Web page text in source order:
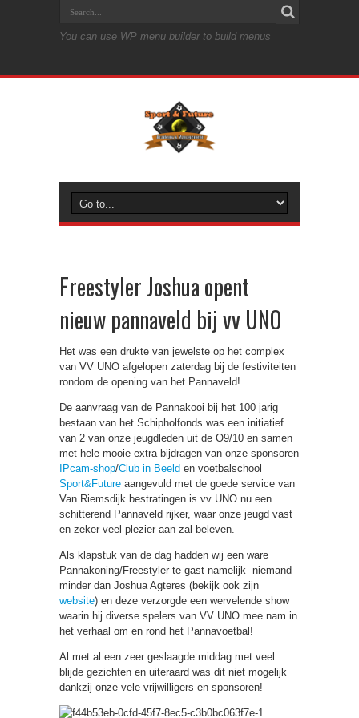
You can use WP menu builder to build menus
Freestyler Joshua opent
nieuw pannaveld bij vv UNO
Het was een drukte van jewelste op het complex
van VV UNO afgelopen zaterdag bij de festiviteiten
rondom de opening van het Pannaveld!
De aanvraag van de Pannakooi bij het 100 jarig
bestaan van het Schipholfonds was een initiatief
van 2 van onze jeugdleden uit de O9/10 en samen
met hele mooie extra bijdragen van onze sponsoren
IPcam-shop/Club in Beeld en voetbalschool
Sport&Future aangevuld met de goede service van
Van Riemsdijk bestratingen is vv UNO nu een
schitterend Pannaveld rijker, waar onze jeugd vast
en zeker veel plezier aan zal beleven.
Als klapstuk van de dag hadden wij een ware
Pannakoning/Freestyler te gast namelijk niemand
minder dan Joshua Agteres (bekijk ook zijn
website) en deze verzorgde een wervelende show
waarin hij diverse spelers van VV UNO mee nam in
het verhaal om en rond het Pannavoetbal!
Al met al een zeer geslaagde middag met veel
blijde gezichten en uiteraard was dit niet mogelijk
dankzij onze vele vrijwilligers en sponsoren!